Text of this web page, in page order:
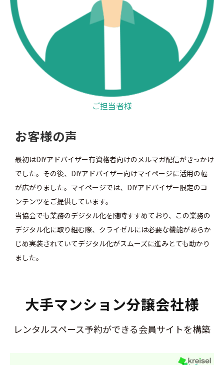
ご担当者様
お客様の声
最初はDIYアドバイザー有資格者向けのメルマガ配信がきっかけ
でした。その後、DIYアドバイザー向けマイページに活用の幅
が広がりました。マイページでは、DIYアドバイザー限定のコ
ンテンツをご提供しています。
当協会でも業務のデジタル化を随時すすめており、この業務の
デジタル化に取り組む際、クライゼルには必要な機能があらか
じめ実装されていてデジタル化がスムーズに進みとても助かり
ました。
大手マンション分譲会社様
レンタルスペース予約ができる会員サイトを構築